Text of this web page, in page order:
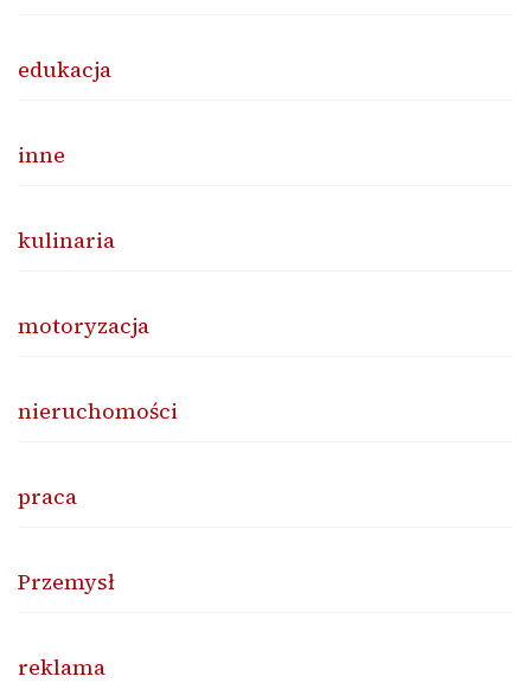
edukacja
inne
kulinaria
motoryzacja
nieruchomości
praca
Przemysł
reklama